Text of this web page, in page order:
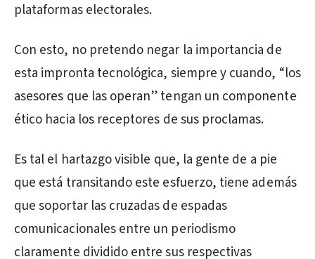
plataformas electorales.
Con esto, no pretendo negar la importancia de
esta impronta tecnológica, siempre y cuando, “los
asesores que las operan” tengan un componente
ético hacia los receptores de sus proclamas.
Es tal el hartazgo visible que, la gente de a pie
que está transitando este esfuerzo, tiene además
que soportar las cruzadas de espadas
comunicacionales entre un periodismo
claramente dividido entre sus respectivas